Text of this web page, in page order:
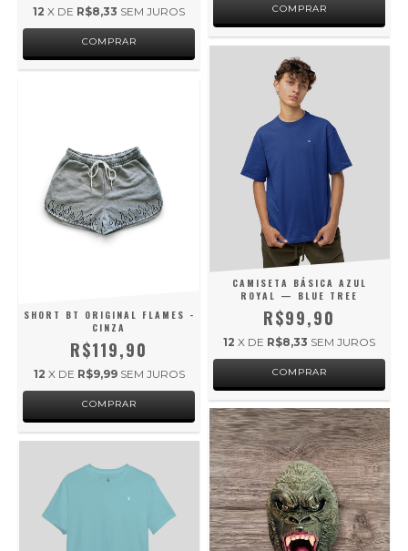
12 X DE R$8,33 SEM JUROS
COMPRAR
COMPRAR
SHORT BT ORIGINAL FLAMES -
CINZA
R$119,90
12 X DE R$9,99 SEM JUROS
COMPRAR
CAMISETA BÁSICA AZUL
ROYAL — BLUE TREE
R$99,90
12 X DE R$8,33 SEM JUROS
COMPRAR